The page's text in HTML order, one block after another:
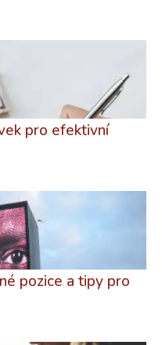
pro efektivní
pozice a tipy pro